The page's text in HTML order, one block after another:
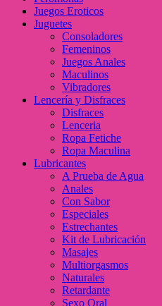
Juegos Eroticos
Juguetes
Consoladores
Femeninos
Juegos Anales
Maculinos
Vibradores
Lencería y Disfraces
Disfraces
Lenceria
Ropa Fetiche
Ropa Maculina
Lubricantes
A Prueba de Agua
Anales
Con Sabor
Especiales
Estrechantes
Kit de Lubricación
Masajes
Multiorgasmos
Naturales
Retardante
Sexo Oral